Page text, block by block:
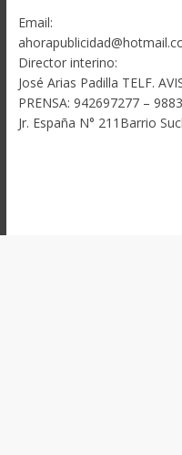
Email:
Director interino:
José Arias Padilla TELF.
PRENSA: 942697277 –
Jr. España N° 211Barrio